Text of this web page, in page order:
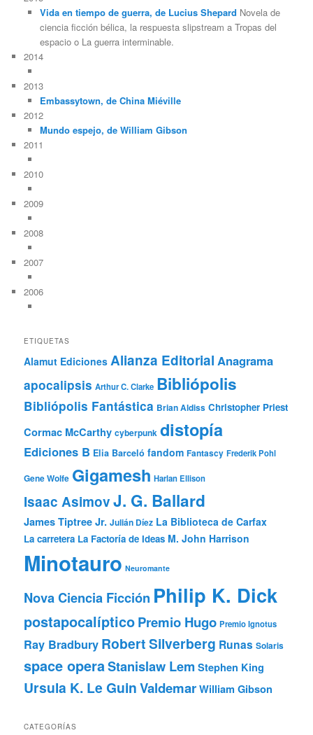
Vida en tiempo de guerra, de Lucius Shepard Novela de
ciencia ficción bélica, la respuesta slipstream a Tropas del
espacio o La guerra interminable.
2014
2013
Embassytown, de China Miéville
2012
Mundo espejo, de William Gibson
2011
2010
2009
2008
2007
2006
ETIQUETAS
Alamut Ediciones Alianza Editorial Anagrama
apocalipsis Arthur C. Clarke Bibliópolis
Bibliópolis Fantástica Brian Aldiss Christopher Priest
Cormac McCarthy cyberpunk distopía
Ediciones B Elia Barceló fandom Fantascy Frederik Pohl
Gene Wolfe Gigamesh Harlan Ellison
Isaac AsimovJ. G. Ballard
James Tiptree Jr. Julián Díez La Biblioteca de Carfax
La carretera La Factoría de Ideas M. John Harrison
Minotauro Neuromante
Nova Ciencia Ficción Philip K. Dick
postapocalípticoPremio Hugo Premio Ignotus
Ray Bradbury Robert Silverberg Runas Solaris
space operaStanislaw Lem Stephen King
Ursula K. Le GuinValdemarWilliam Gibson
CATEGORÍAS